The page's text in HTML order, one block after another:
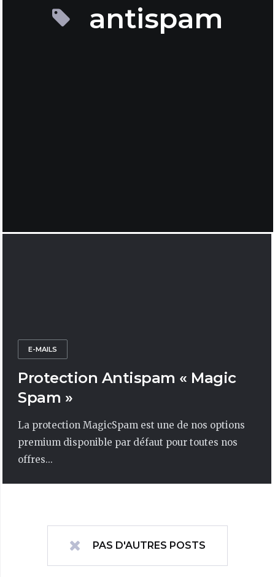
antispam
E-MAILS
Protection Antispam « Magic
Spam »
La protection MagicSpam est une de nos options
premium disponible par défaut pour toutes nos
offres...
PAS D'AUTRES POSTS